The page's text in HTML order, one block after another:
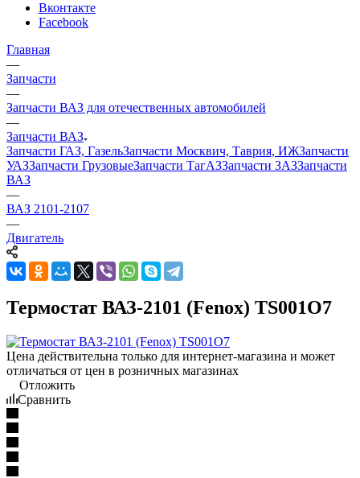
Вконтакте
Facebook
Главная
—
Запчасти
—
Запчасти ВАЗ для отечественных автомобилей
—
Запчасти ВАЗ
Запчасти ГАЗ, ГазельЗапчасти Москвич, Таврия, ИЖЗапчасти
УАЗЗапчасти ГрузовыеЗапчасти ТагАЗЗапчасти ЗАЗЗапчасти
ВАЗ
—
ВАЗ 2101-2107
—
Двигатель
Термостат ВАЗ-2101 (Fenox) TS001O7
Цена действительна только для интернет-магазина и может
отличаться от цен в розничных магазинах
Отложить
Сравнить